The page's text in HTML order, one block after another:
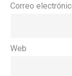
Correo
Web